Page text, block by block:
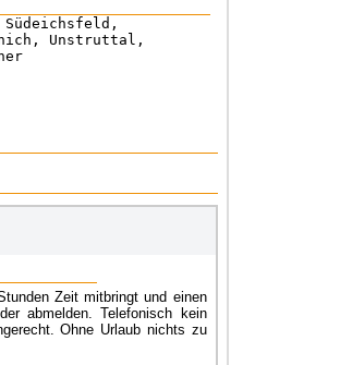
Südeichsfeld,
Unstruttal,
Zeit mitbringt und einen
abmelden. Telefonisch kein
Ohne Urlaub nichts zu